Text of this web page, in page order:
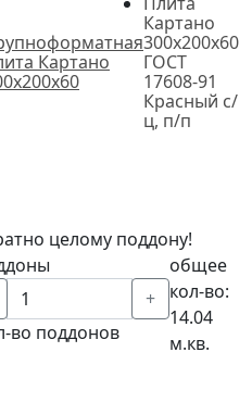
Картано
Картано
300х200х60
ГОСТ
17608-91
Красный с/
ц, п/п
целому поддону!
+
во поддонов
общее
кол-во:
14.04
м.кв.